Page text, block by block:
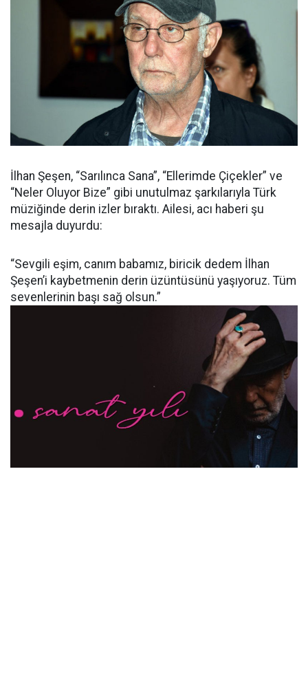
İlhan Şeşen, “Sarılınca Sana”, “Ellerimde Çiçekler” ve
“Neler Oluyor Bize” gibi unutulmaz şarkılarıyla Türk
müziğinde derin izler bıraktı. Ailesi, acı haberi şu
mesajla duyurdu:
“Sevgili eşim, canım babamız, biricik dedem İlhan
Şeşen’i kaybetmenin derin üzüntüsünü yaşıyoruz. Tüm
sevenlerinin başı sağ olsun.”